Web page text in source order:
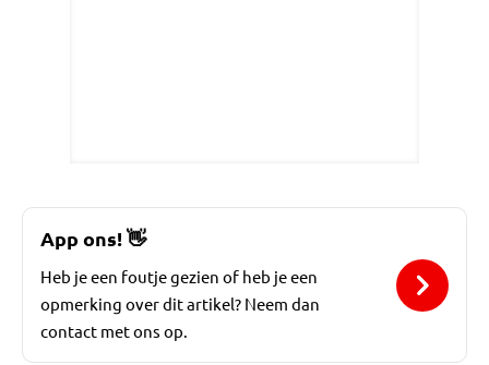
App ons!👋
Heb je een foutje gezien of heb je een
opmerking over dit artikel? Neem dan
contact met ons op.